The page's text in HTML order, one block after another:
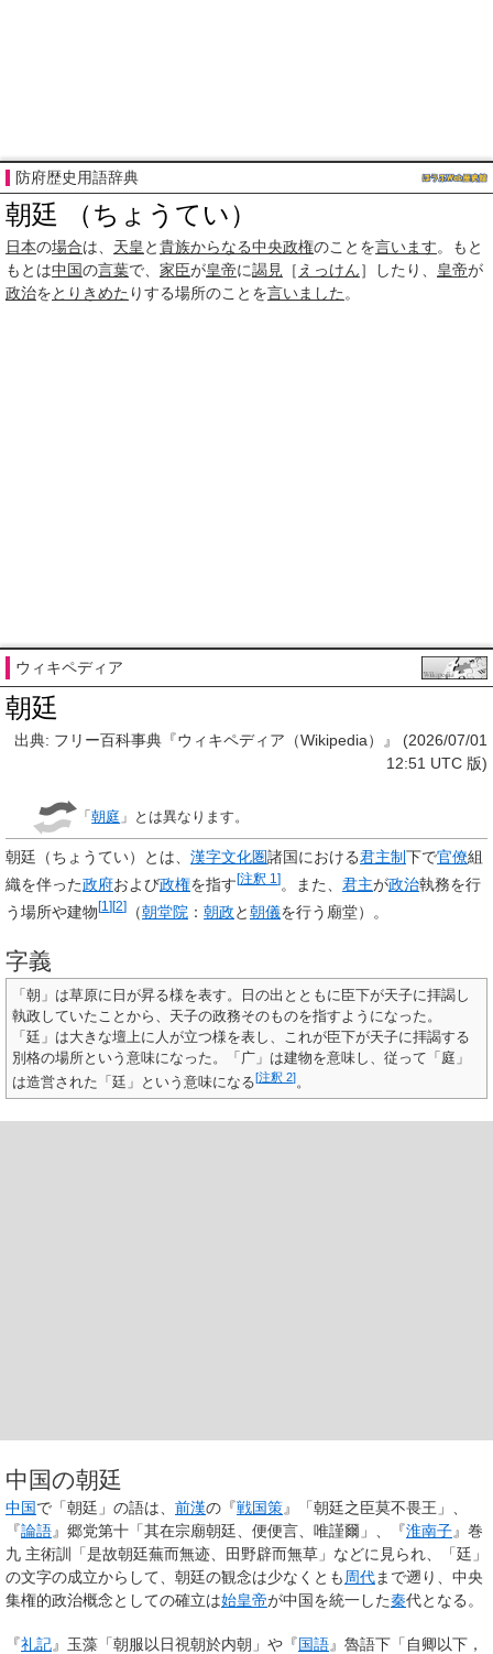
防府歴史用語辞典
朝廷 （ちょうてい）
日本の場合は、 天皇 と貴族からなる中央政権のことを言います。もと
もとは中国の言葉で、 家臣が皇帝に謁見 ［ えっけん］したり、 皇帝が
政治をとりきめた りする場所のことを言いました 。
ウィキペディア
朝廷
出典: フリー百科事典『ウィキペディア（Wikipedia）』 (2026/07/01
12:51 UTC 版)
「朝庭 」とは異なります。
朝廷 （ちょうてい）とは、 漢字文化圏諸国における君主制下で官僚組
織を伴った政府および政権を指す[注釈 1 ]。また、 君主が政治執務を行
う場所や建物[1 ][2] （朝堂院 ： 朝政と朝儀を行う廟堂）。
字義
「朝」は草原に日が昇る様を表す。日の出とともに臣下が天子に拝謁し
執政していたことから、天子の政務そのものを指すようになった。
「廷」は大きな壇上に人が立つ様を表し、これが臣下が天子に拝謁する
別格の場所という意味になった。「广」は建物を意味し、従って「庭」
は造営された「廷」という意味になる[注釈 2]。
中国の朝廷
中国で「朝廷」の語は、 前漢の『戦国策』「朝廷之臣莫不畏王」、
『論語』郷党第十「其在宗廟朝廷、便便言、唯謹爾」、『淮南子』巻
九 主術訓「是故朝廷蕪而無迹、田野辟而無草」などに見られ、「廷」
の文字の成立からして、朝廷の観念は少なくとも周代まで遡り、中央
集権的政治概念としての確立は始皇帝が中国を統一した秦代となる。
『礼記』玉藻「朝服以日視朝於内朝」や『国語』魯語下「自卿以下，